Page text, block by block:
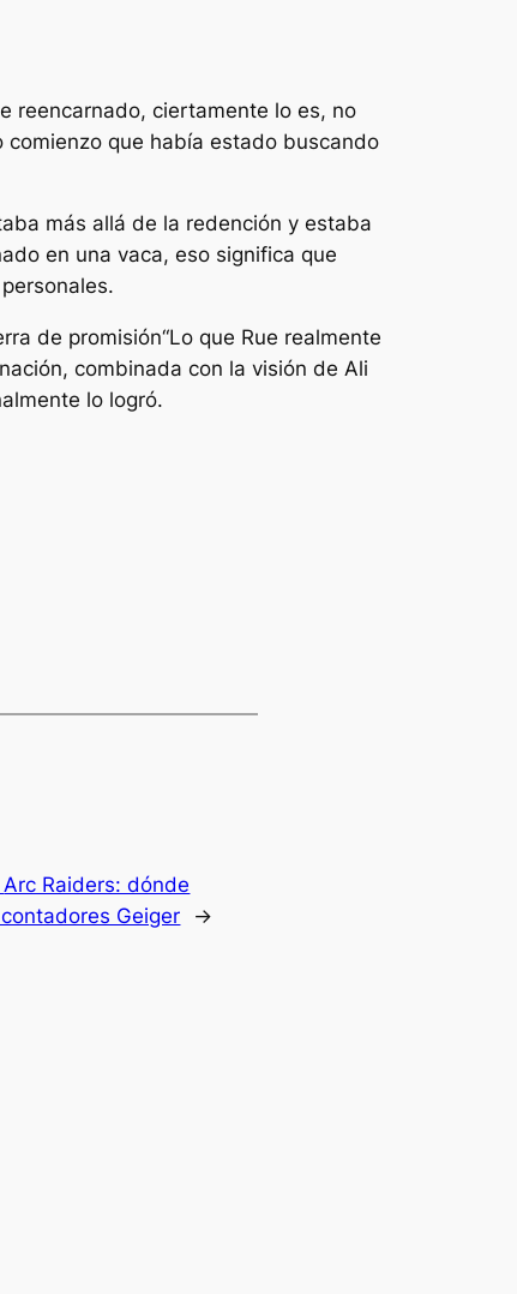
reencarnado, ciertamente lo es, no
que había estado buscando
más allá de la redención y estaba
en una vaca, eso significa que
de promisión“Lo que Rue realmente
combinada con la visión de Ali
lo logró.
Arc Raiders: dónde
Geiger
→